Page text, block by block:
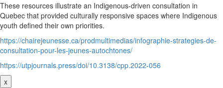
These resources illustrate an Indigenous-driven consultation in
Quebec that provided culturally responsive spaces where Indigenous
youth defined their own priorities.
https://chairejeunesse.ca/prodmultimedias/infographie-strategies-de-
consultation-pour-les-jeunes-autochtones/
https://utpjournals.press/doi/10.3138/cpp.2022-056
x